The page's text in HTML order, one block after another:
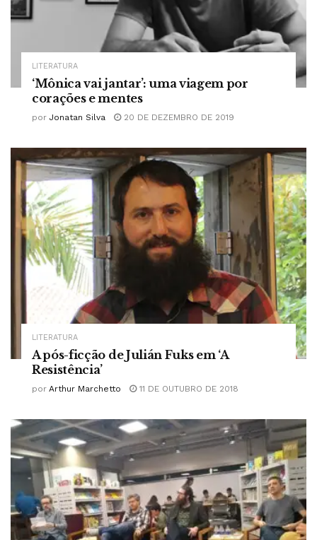
LITERATURA
‘Mônica vai jantar’: uma viagem por
corações e mentes
por Jonatan Silva 20 DE DEZEMBRO DE 2019
LITERATURA
A pós-ficção de Julián Fuks em ‘A
Resistência’
por Arthur Marchetto 11 DE OUTUBRO DE 2018